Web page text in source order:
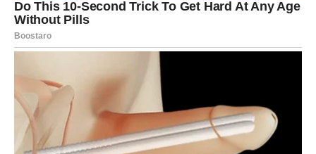
Kada pomislite da ste već prošli kroz dovoljno uzbuđenja,
dolazi ono najvažnije. Zvezde najavljuju događaj koji nosi
To neće biti obična slučajnost.
Susret koji nije slučajan